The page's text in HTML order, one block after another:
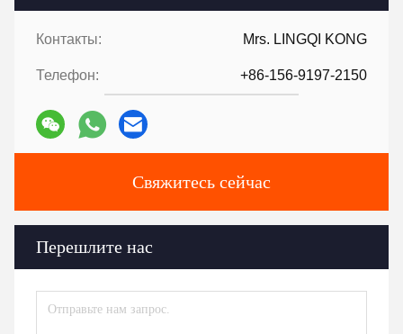
Контакты: Mrs. LINGQI KONG
Телефон: +86-156-9197-2150
Свяжитесь сейчас
Перешлите нас